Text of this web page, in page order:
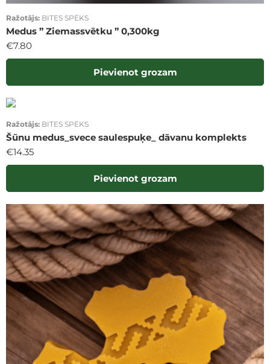
Ražotājs: BITES SPĒKS
Medus ” Ziemassvētku ” 0,300kg
€7.80
Pievienot grozam
Ražotājs: BITES SPĒKS
Šūnu medus_svece saulespuķe_ dāvanu komplekts
€14.35
Pievienot grozam